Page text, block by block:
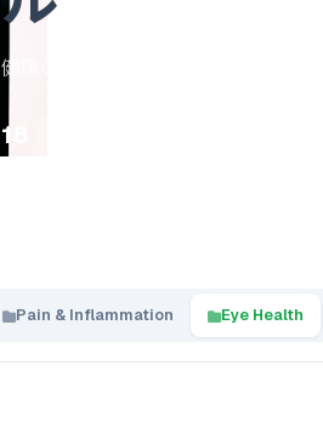
健康の旅を最適化する無料のプロフ
18
ツール
Pain & Inflammation Eye Health